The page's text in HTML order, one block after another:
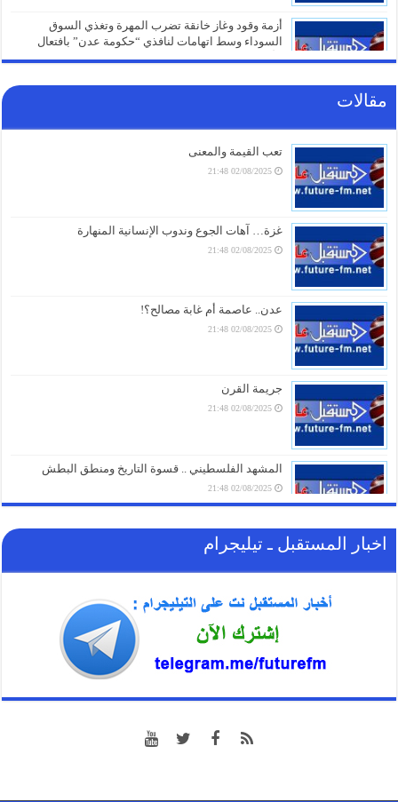
أزمة وقود وغاز خانقة تضرب المهرة وتغذي السوق
السوداء وسط اتهامات لنافذي “حكومة عدن” بافتعال
الأزمات
مقالات
تعب القيمة والمعنى
02/08/2025 21:48
غزة… آهات الجوع وندوب الإنسانية المنهارة
02/08/2025 21:48
عدن.. عاصمة أم غابة مصالح؟!
02/08/2025 21:48
جريمة القرن
02/08/2025 21:48
المشهد الفلسطيني .. قسوة التاريخ ومنطق البطش
02/08/2025 21:48
اخبار المستقبل ـ تيليجرام